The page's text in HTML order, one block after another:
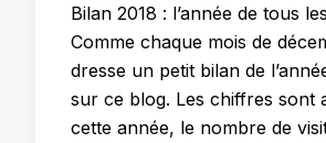
Bilan 2018 : l’année de tous
Comme chaque mois de
dresse un petit bilan de
sur ce blog. Les chiffres sont
cette année, le nombre de